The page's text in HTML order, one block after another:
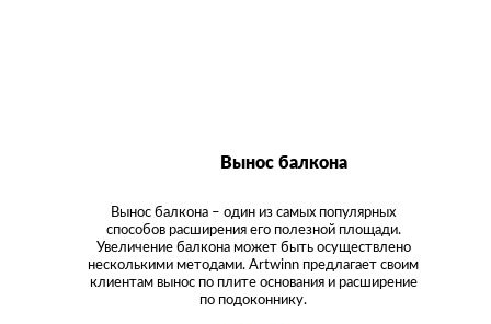
Вынос балкона – один из самых популярных
способов расширения его полезной площади.
Увеличение балкона может быть осуществлено
несколькими методами. Artwinn предлагает своим
клиентам вынос по плите основания и расширение
по подоконнику.
Вынос балкона